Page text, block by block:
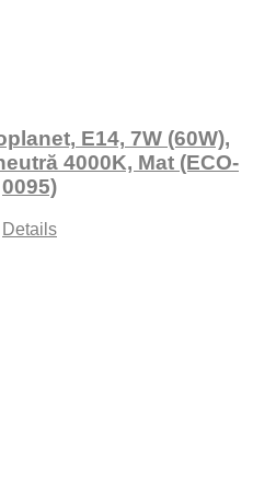
E14, 7W (60W),
4000K, Mat (ECO-
0095)
Details